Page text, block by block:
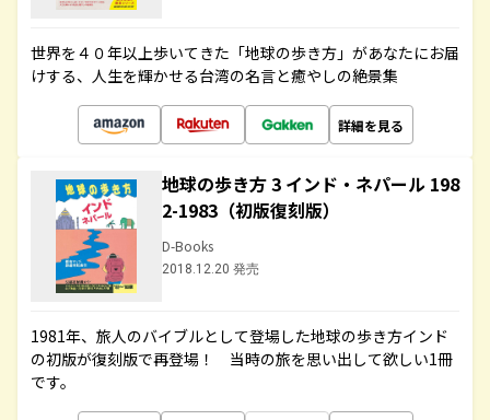
世界を４０年以上歩いてきた「地球の歩き方」があなたにお届
けする、人生を輝かせる台湾の名言と癒やしの絶景集
詳細を見る
地球の歩き方 3 インド・ネパール 198
2-1983（初版復刻版）
D-Books
2018.12.20 発売
1981年、旅人のバイブルとして登場した地球の歩き方インド
の初版が復刻版で再登場！ 当時の旅を思い出して欲しい1冊
です。